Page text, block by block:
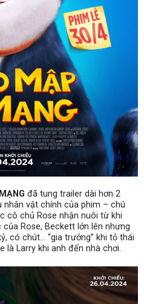
đã tung trailer dài hơn 2
nhân vật chính của phim – chú
cô chủ Rose nhận nuôi từ khi
Rose, Beckett lớn lên nhưng
có chút… “gia trưởng” khi tỏ thái
là Larry khi anh đến nhà chơi.